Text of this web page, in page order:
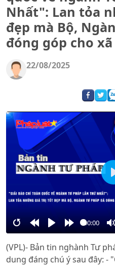
Nhất": Lan tỏa
đẹp mà Bộ,
đóng góp cho
22/08/2025
RestartRewind
10s
PlayForward
10s
00:00
(VPL)- Bản tin nghành Tư
dung đáng chú ý sau đây: -